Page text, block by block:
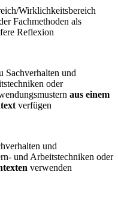
Wirklichkeitsbereich
Fachmethoden als
Reflexion
Sachverhalten und
oder
aus einem
verfügen
und
und Arbeitstechniken oder
verwenden